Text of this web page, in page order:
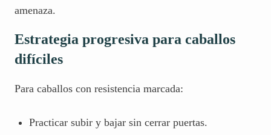
amenaza.
Estrategia progresiva para caballos
difíciles
Para caballos con resistencia marcada:
Practicar subir y bajar sin cerrar puertas.